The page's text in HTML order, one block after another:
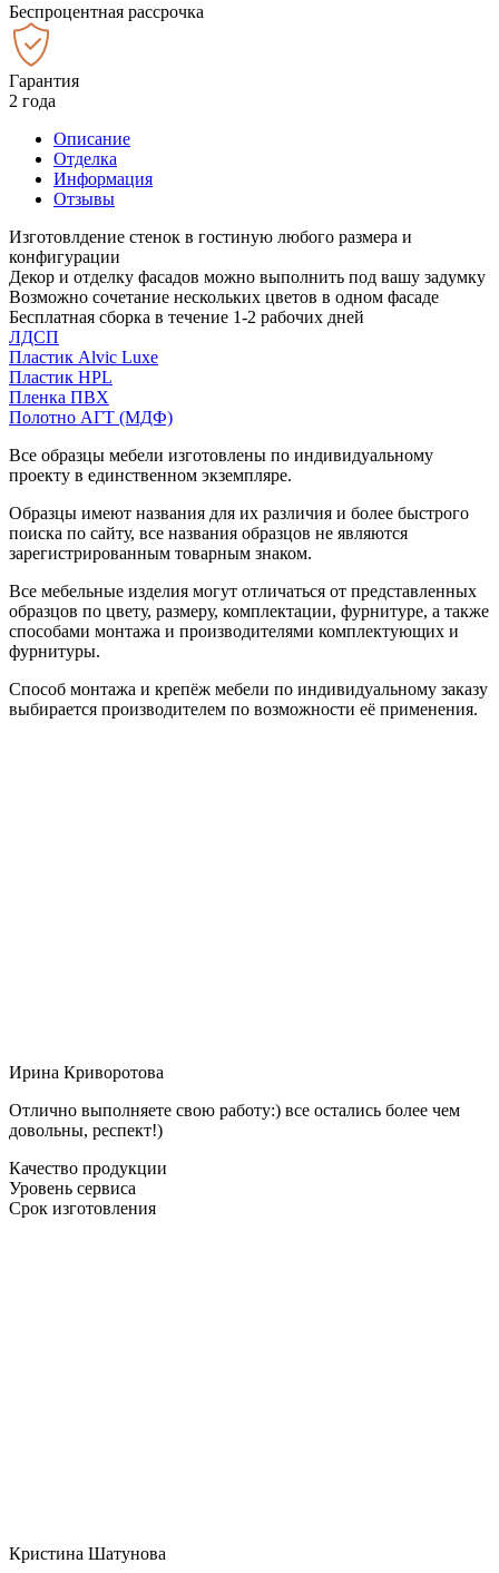
Беспроцентная рассрочка
Гарантия
2 года
Описание
Отделка
Информация
Отзывы
Изготовлдение стенок в гостиную любого размера и
конфигурации
Декор и отделку фасадов можно выполнить под вашу задумку
Возможно сочетание нескольких цветов в одном фасаде
Бесплатная сборка в течение 1-2 рабочих дней
ЛДСП
Пластик Alvic Luxe
Пластик HPL
Пленка ПВХ
Полотно АГТ (МДФ)
Все образцы мебели изготовлены по индивидуальному
проекту в единственном экземпляре.
Образцы имеют названия для их различия и более быстрого
поиска по сайту, все названия образцов не являются
зарегистрированным товарным знаком.
Все мебельные изделия могут отличаться от представленных
образцов по цвету, размеру, комплектации, фурнитуре, а также
способами монтажа и производителями комплектующих и
фурнитуры.
Способ монтажа и крепёж мебели по индивидуальному заказу
выбирается производителем по возможности её применения.
Ирина Криворотова
Отлично выполняете свою работу:) все остались более чем
довольны, респект!)
Качество продукции
Уровень сервиса
Срок изготовления
Кристина Шатунова